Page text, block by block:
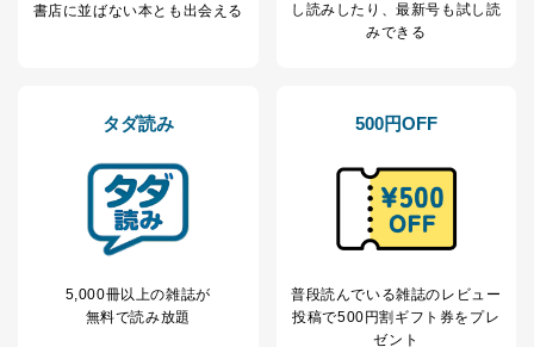
当社の定期購読サ
ス、キャンペーン等の広告の案内
応じた新商品・サービスに関する
当社にお問合わせ
いただいた方の個
人情報
お問い合わせ対応、トラブル対
処、オペレーター教育など応対品
当社カスタマーQ＆
カスタマーQ＆Aサイトの投稿内容
ｅメール等によるカスタマーQ＆A
サイトのサービス内容のご案内の
書店に並ばない本とも出会える
し読み したり、最新号も試し読
みできる
タダ読み
5,000冊以上の雑誌が
無料で読み放題
500円OFF
普段読んでいる雑誌のレビュー
投稿で500円割ギフト券をプレ
ゼント